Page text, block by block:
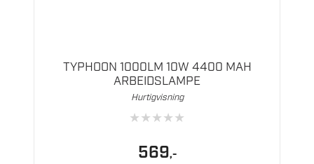
TYPHOON 1000LM 10W 4400 MAH
ARBEIDSLAMPE
Hurtigvisning
★★★★★
569,-